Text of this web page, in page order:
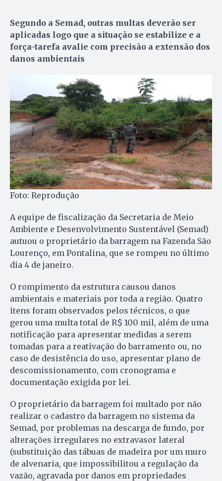
Segundo a Semad, outras multas deverão ser
aplicadas logo que a situação se estabilize e a
força-tarefa avalie com precisão a extensão dos
danos ambientais
Foto: Reprodução
A equipe de fiscalização da Secretaria de Meio
Ambiente e Desenvolvimento Sustentável (Semad)
autuou o proprietário da barragem na Fazenda São
Lourenço, em Pontalina, que se rompeu no último
dia 4 de janeiro.
O rompimento da estrutura causou danos
ambientais e materiais por toda a região. Quatro
itens foram observados pelos técnicos, o que
gerou uma multa total de R$ 100 mil, além de uma
notificação para apresentar medidas a serem
tomadas para a reativação do barramento ou, no
caso de desistência do uso, apresentar plano de
descomissionamento, com cronograma e
documentação exigida por lei.
O proprietário da barragem foi multado por não
realizar o cadastro da barragem no sistema da
Semad, por problemas na descarga de fundo, por
alterações irregulares no extravasor lateral
(substituição das tábuas de madeira por um muro
de alvenaria, que impossibilitou a regulação da
vazão, agravada por danos em propriedades